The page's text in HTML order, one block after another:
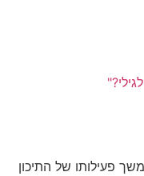
פעילותו של התיכון